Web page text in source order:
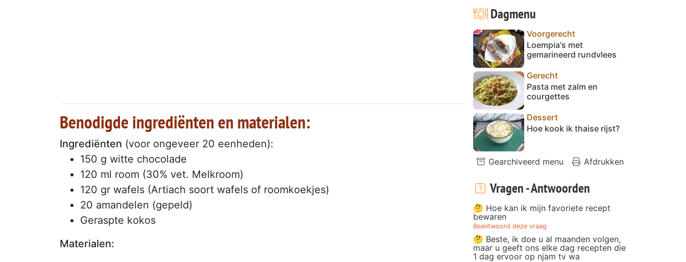
Benodigde ingrediënten en materialen:
Ingrediënten (voor ongeveer 20 eenheden):
150 g witte chocolade
120 ml room (30% vet. Melkroom)
120 gr wafels (Artiach soort wafels of roomkoekjes)
20 amandelen (gepeld)
Geraspte kokos
Materialen:
Dagmenu
Voorgerecht
Loempia's met
gemarineerd rundvlees
Gerecht
Pasta met zalm en
courgettes
Dessert
Hoe kook ik thaise rijst?
Gearchiveerd menu Afdrukken
Vragen - Antwoorden
🤔 Hoe kan ik mijn favoriete recept
bewaren
Beantwoord deze vraag
🤔 Beste, ik doe u al maanden volgen,
maar u geeft ons elke dag recepten die
1 dag ervoor op njam tv wa